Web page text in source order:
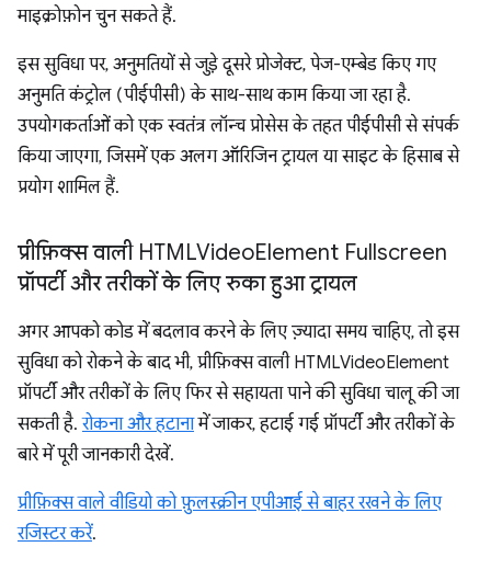
माइक्रोफ़ोन चुन सकते हैं.
इस सुविधा पर, अनुमतियों से जुड़े दूसरे प्रोजेक्ट, पेज-एम्बेड किए गए
अनुमति कंट्रोल (पीईपीसी) के साथ-साथ काम किया जा रहा है.
उपयोगकर्ताओं को एक स्वतंत्र लॉन्च प्रोसेस के तहत पीईपीसी से संपर्क
किया जाएगा, जिसमें एक अलग ऑरिजिन ट्रायल या साइट के हिसाब से
प्रयोग शामिल हैं.
प्रीफ़िक्स वाली HTMLVideoElement Fullscreen
प्रॉपर्टी और तरीकों के लिए रुका हुआ ट्रायल
अगर आपको कोड में बदलाव करने के लिए ज़्यादा समय चाहिए, तो इस
सुविधा को रोकने के बाद भी, प्रीफ़िक्स वाली HTMLVideoElement
प्रॉपर्टी और तरीकों के लिए फिर से सहायता पाने की सुविधा चालू की जा
सकती है.रोकना और हटानामें जाकर, हटाई गई प्रॉपर्टी और तरीकों के
बारे में पूरी जानकारी देखें.
प्रीफ़िक्स वाले वीडियो को फ़ुलस्क्रीन एपीआई से बाहर रखने के लिए
रजिस्टर करें.